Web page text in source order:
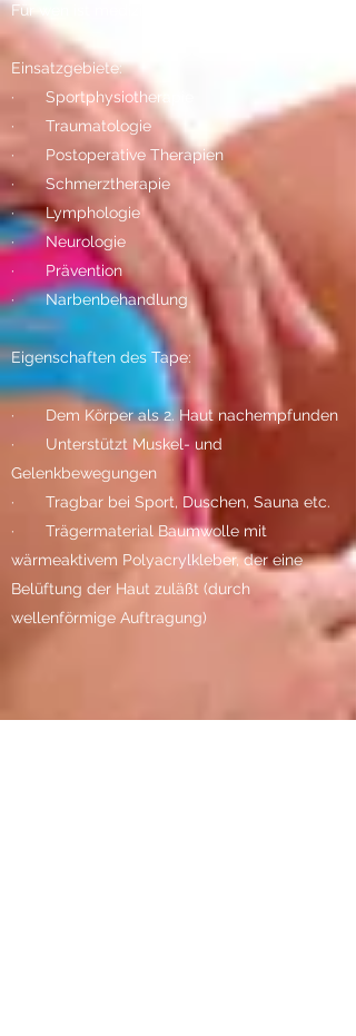
Für wen ist medizinisches Tapen geeignet?
Einsatzgebiete:
· Sportphysiotherapie
· Traumatologie
· Postoperative Therapien
· Schmerztherapie
· Lymphologie
· Neurologie
· Prävention
· Narbenbehandlung
Eigenschaften des Tape:
· Dem Körper als 2. Haut nachempfunden
· Unterstützt Muskel- und
Gelenkbewegungen
· Tragbar bei Sport, Duschen, Sauna etc.
· Trägermaterial Baumwolle mit
wärmeaktivem Polyacrylkleber, der eine
Belüftung der Haut zuläßt (durch
wellenförmige Auftragung)